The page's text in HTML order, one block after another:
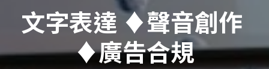
文字表達 ♦
♦廣告合規